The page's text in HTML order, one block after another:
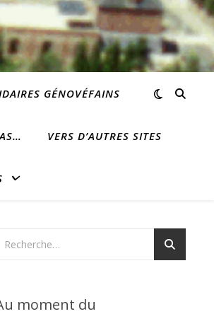
GÉNOVÉFAINS
VERS D’AUTRES SITES
moment du